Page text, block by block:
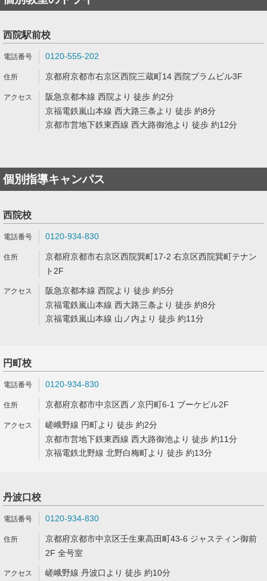
西院駅前校
0120-555-202
京都府京都市右京区西院三蔵町14 西院プラムビル3F
阪急京都本線 西院より 徒歩 約2分
京福電鉄嵐山本線 西大路三条より 徒歩 約8分
京都市営地下鉄東西線 西大路御池より 徒歩 約12分
個別指導キャンパス
西院校
0120-934-830
京都府京都市右京区西院巽町17-2 右京区西院巽町テナン
ト2F
阪急京都本線 西院より 徒歩 約5分
京福電鉄嵐山本線 西大路三条より 徒歩 約8分
京福電鉄嵐山本線 山ノ内より 徒歩 約11分
円町校
0120-934-830
京都府京都市中京区西ノ京円町6-1 ブーケビル2F
嵯峨野線 円町より 徒歩 約2分
京都市営地下鉄東西線 西大路御池より 徒歩 約11分
京福電鉄北野線 北野白梅町より 徒歩 約13分
丹波口校
0120-934-830
京都府京都市中京区壬生東高田町43-6 ジャスティン御前
2F 全号室
嵯峨野線 丹波口より 徒歩 約10分